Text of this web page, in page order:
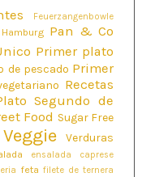
Feuerzangenbowle
Hamburg Pan & Co
Primer plato
de pescado Primer
Recetas
Segundo de
Food Sugar Free
Verduras
ensalada caprese
feta filete de ternera